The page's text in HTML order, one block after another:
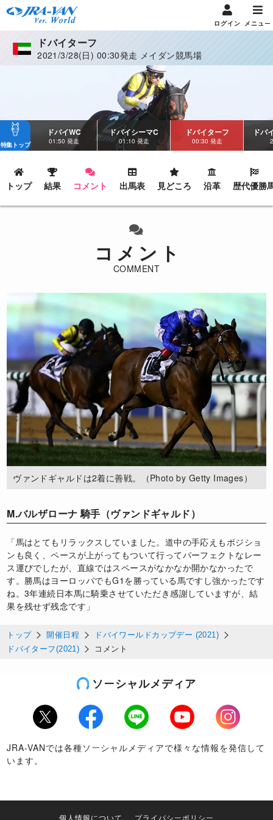
ログイン メニュー
ドバイターフ
2021/3/28(日) 00:30発走 メイダン競馬場
特集トップ
ドバイWC
01:50 発走
ドバイシーマC
01:10 発走
ドバイターフ
00:30 発走
ドバ
トップ 結果 コメント 出馬表 見どころ 沿革 歴代優勝
コメント
COMMENT
ヴァンドギャルドは2着に善戦。（Photo by Getty Images）
M.バルザローナ 騎手（ヴァンドギャルド）
「馬はとてもリラックスしていました。道中の手応えもポジショ
ンも良く、ペースが上がってもついて行ってパーフェクトなレー
ス運びでしたが、直線ではスペースがなかなか開かなかったで
す。勝馬はヨーロッパでもG1を勝っている馬ですし強かったです
ね。3年連続日本馬に騎乗させていただき感謝していますが、結
果を残せず残念です」
トップ 開催日程
ドバイワールドカップデー (2021)
ドバイターフ(2021)
コメント
ソーシャルメディア
Twitter Facebook LINE Youtube
Instagram
JRA-VANでは各種ソーシャルメディアで様々な情報を発信して
います。
個人情報について プライバシーポリシー